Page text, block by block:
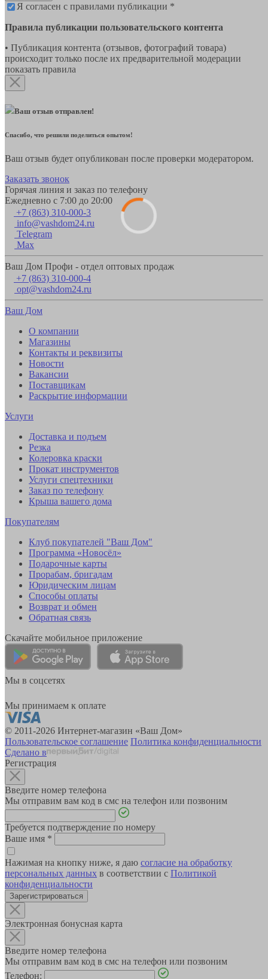
Я согласен с правилами публикации *
Правила публикации пользовательского контента
• Публикация контента (отзывов, фотографий товара)
происходит только после их предварительной модерации
показать правила
Ваш отзыв отправлен!
Спасибо, что решили поделиться опытом!
Ваш отзыв будет опубликован после проверки модератором.
Заказать звонок
Горячая линия и заказ по телефону
Ежедневно с 7:00 до 20:00
+7 (863) 310-000-3
info@vashdom24.ru
Telegram
Max
Ваш Дом Профи - отдел оптовых продаж
+7 (863) 310-000-4
opt@vashdom24.ru
Ваш Дом
О компании
Магазины
Контакты и реквизиты
Новости
Вакансии
Поставщикам
Раскрытие информации
Услуги
Доставка и подъем
Резка
Колеровка краски
Прокат инструментов
Услуги спецтехники
Заказ по телефону
Крыша вашего дома
Покупателям
Клуб покупателей "Ваш Дом"
Программа «Новосёл»
Подарочные карты
Прорабам, бригадам
Юридическим лицам
Способы оплаты
Возврат и обмен
Обратная связь
Скачайте мобильное приложение
Мы в соцсетях
Мы принимаем к оплате
© 2011-2026 Интернет-магазин «Ваш Дом»
Пользовательское соглашение Политика конфиденциальности
Сделано в
Регистрация
Введите номер телефона
Мы отправим вам код в смс на телефон или позвоним
Требуется подтверждение по номеру
Ваше имя *
Нажимая на кнопку ниже, я даю согласие на обработку
персональных данных в соответствии с Политикой
конфиденциальности
Зарегистрироваться
Электронная бонусная карта
Введите номер телефона
Мы отправим вам код в смс на телефон или позвоним
Телефон: